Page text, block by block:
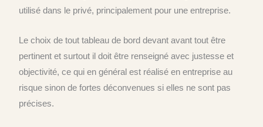
utilisé dans le privé, principalement pour une entreprise.
Le choix de tout tableau de bord devant avant tout être
pertinent et surtout il doit être renseigné avec justesse et
objectivité, ce qui en général est réalisé en entreprise au
risque sinon de fortes déconvenues si elles ne sont pas
précises.